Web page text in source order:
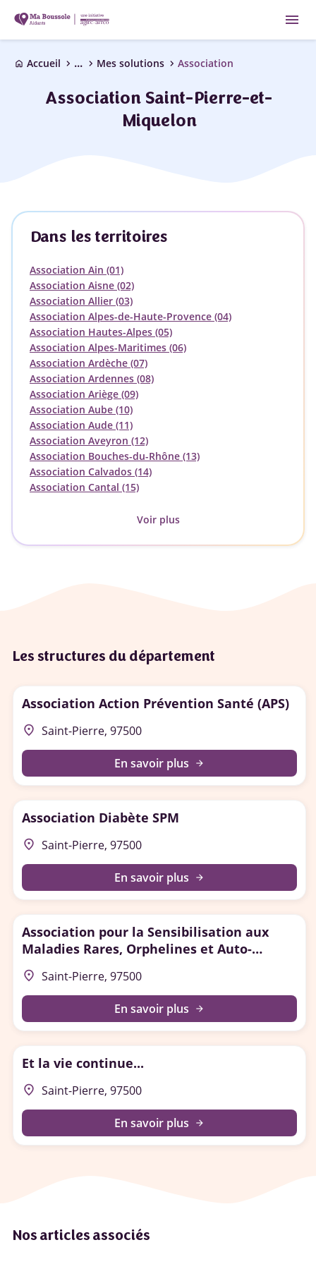
menu
home Accueil chevron_right ... chevron_right Mes solutions chevron_right Association
Association Saint-Pierre-et-
Miquelon
Dans les territoires
Association Ain (01)
Association Aisne (02)
Association Allier (03)
Association Alpes-de-Haute-Provence (04)
Association Hautes-Alpes (05)
Association Alpes-Maritimes (06)
Association Ardèche (07)
Association Ardennes (08)
Association Ariège (09)
Association Aube (10)
Association Aude (11)
Association Aveyron (12)
Association Bouches-du-Rhône (13)
Association Calvados (14)
Association Cantal (15)
Voir plus
Les structures du département
Association Action Prévention Santé (APS)
place Saint-Pierre, 97500
En savoir plus arrow_forward
Association Diabète SPM
place Saint-Pierre, 97500
En savoir plus arrow_forward
Association pour la Sensibilisation aux
Maladies Rares, Orphelines et Auto-
Immunes à Saint-Pierre-et-Miquelon
place Saint-Pierre, 97500
En savoir plus arrow_forward
Et la vie continue...
place Saint-Pierre, 97500
En savoir plus arrow_forward
Nos articles associés